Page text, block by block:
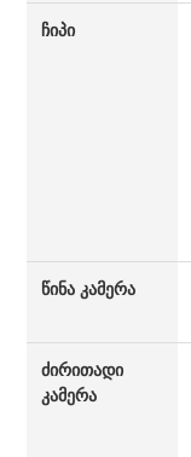
ჩიპი
წინა კამერა
ძირითადი
კამერა